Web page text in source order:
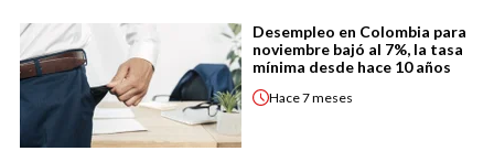
Desempleo en Colombia para
noviembre bajó al 7%, la tasa
mínima desde hace 10 años
Hace7 meses